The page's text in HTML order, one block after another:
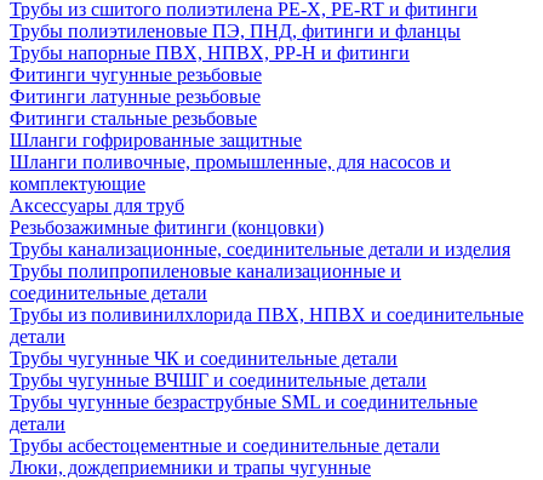
Трубы из сшитого полиэтилена PE-X, PE-RT и фитинги
Трубы полиэтиленовые ПЭ, ПНД, фитинги и фланцы
Трубы напорные ПВХ, НПВХ, PP-H и фитинги
Фитинги чугунные резьбовые
Фитинги латунные резьбовые
Фитинги стальные резьбовые
Шланги гофрированные защитные
Шланги поливочные, промышленные, для насосов и
комплектующие
Аксессуары для труб
Резьбозажимные фитинги (концовки)
Трубы канализационные, соединительные детали и изделия
Трубы полипропиленовые канализационные и
соединительные детали
Трубы из поливинилхлорида ПВХ, НПВХ и соединительные
детали
Трубы чугунные ЧК и соединительные детали
Трубы чугунные ВЧШГ и соединительные детали
Трубы чугунные безраструбные SML и соединительные
детали
Трубы асбестоцементные и соединительные детали
Люки, дождеприемники и трапы чугунные